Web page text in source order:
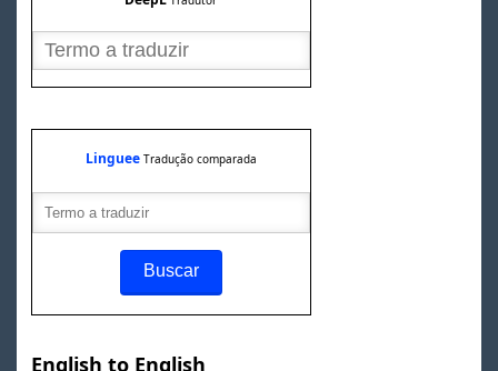
Linguee Tradução comparada
English to English